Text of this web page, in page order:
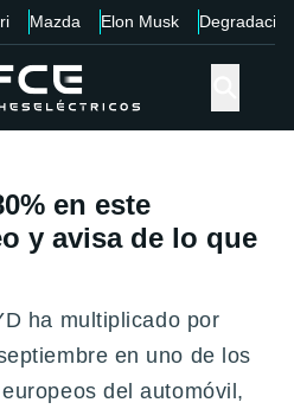
Mazda Elon Musk Degradación
en este
y avisa de lo que
ha multiplicado por
en uno de los
del automóvil,